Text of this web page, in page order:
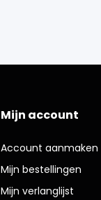
Mijn account
Account aanmaken
Mijn bestellingen
Mijn verlanglijst